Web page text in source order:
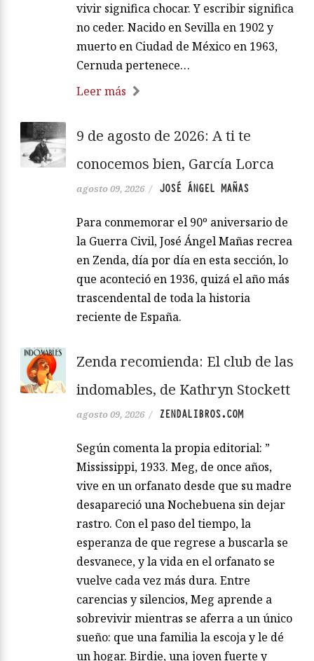
vivir significa chocar. Y escribir significa
no ceder. Nacido en Sevilla en 1902 y
muerto en Ciudad de México en 1963,
Cernuda pertenece…
Leer más
9 de agosto de 2026: A ti te
conocemos bien, García Lorca
agosto 09, 2026 / JOSÉ ÁNGEL MAÑAS
Para conmemorar el 90º aniversario de
la Guerra Civil, José Ángel Mañas recrea
en Zenda, día por día en esta sección, lo
que aconteció en 1936, quizá el año más
trascendental de toda la historia
reciente de España.
Zenda recomienda: El club de las
indomables, de Kathryn Stockett
agosto 09, 2026 / ZENDALIBROS.COM
Según comenta la propia editorial: ”
Mississippi, 1933. Meg, de once años,
vive en un orfanato desde que su madre
desapareció una Nochebuena sin dejar
rastro. Con el paso del tiempo, la
esperanza de que regrese a buscarla se
desvanece, y la vida en el orfanato se
vuelve cada vez más dura. Entre
carencias y silencios, Meg aprende a
sobrevivir mientras se aferra a un único
sueño: que una familia la escoja y le dé
un hogar. Birdie, una joven fuerte y